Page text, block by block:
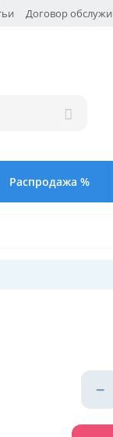
Договор
Распродажа %
−